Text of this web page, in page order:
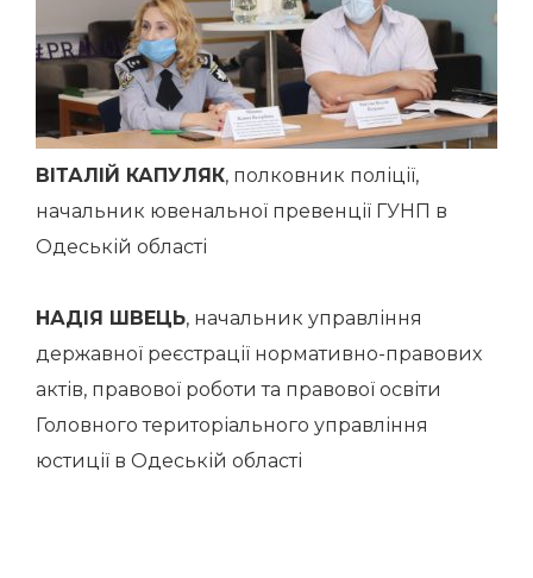
ВІТАЛІЙ КАПУЛЯК, полковник поліції,
начальник ювенальної превенції ГУНП в
Одеській області
НАДІЯ ШВЕЦЬ, начальник управління
державної реєстрації нормативно-правових
актів, правової роботи та правової освіти
Головного територіального управління
юстиції в Одеській області